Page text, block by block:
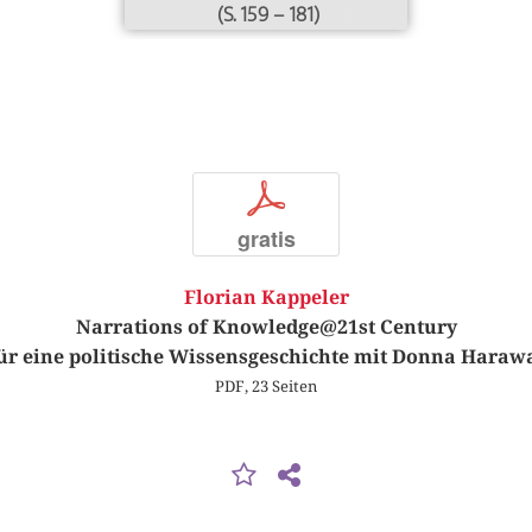
(S. 159 – 181)
p
gratis
Florian Kappeler
Narrations of Knowledge@21st Century
eine politische Wissensgeschichte mit Donna
PDF, 23 Seiten